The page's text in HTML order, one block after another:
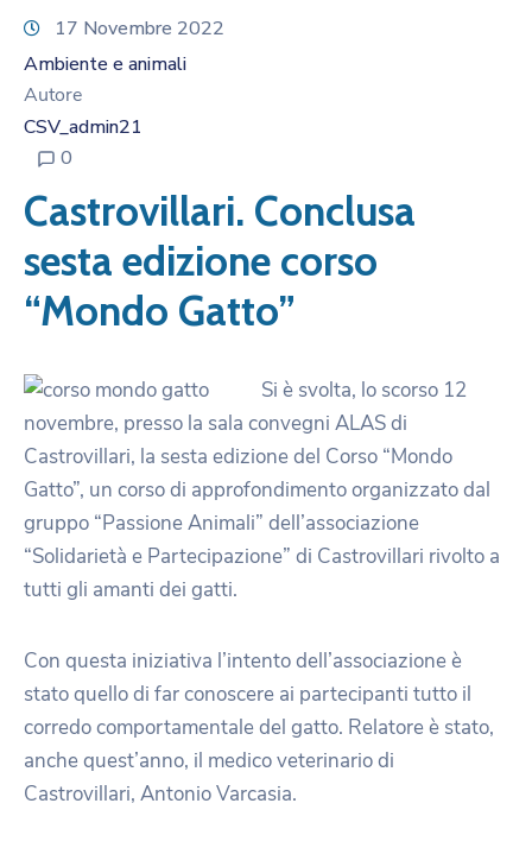
17 Novembre 2022
Ambiente e animali
Autore
CSV_admin21
0
Castrovillari. Conclusa
sesta edizione corso
“Mondo Gatto”
Si è svolta, lo scorso 12
novembre, presso la sala convegni ALAS di
Castrovillari, la sesta edizione del Corso “Mondo
Gatto”, un corso di approfondimento organizzato dal
gruppo “Passione Animali” dell’associazione
“Solidarietà e Partecipazione” di Castrovillari rivolto a
tutti gli amanti dei gatti.
Con questa iniziativa l’intento dell’associazione è
stato quello di far conoscere ai partecipanti tutto il
corredo comportamentale del gatto. Relatore è stato,
anche quest’anno, il medico veterinario di
Castrovillari, Antonio Varcasia.